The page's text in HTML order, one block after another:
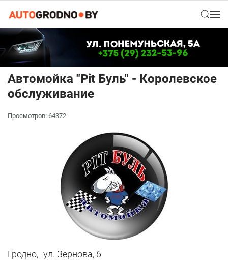
Автомойка "Pit Буль" - Королевское
обслуживание
Просмотров: 64372
Гродно, ул. Зернова, 6